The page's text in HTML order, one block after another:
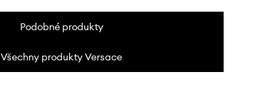
Podobné produkty
Všechny produkty Versace